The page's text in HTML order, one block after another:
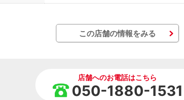
この店舗の情報をみる
店舗へのお電話はこちら
050-1880-1531